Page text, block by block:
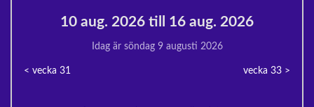
10 aug. 2026 till 16 aug. 2026
Idag är söndag 9 augusti 2026
< vecka31 vecka 33>